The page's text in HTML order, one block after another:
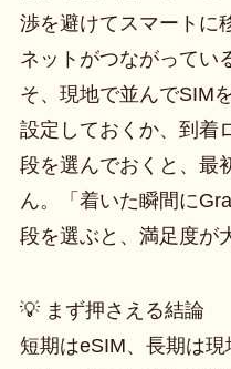
渉を避けてスマートに
ネットがつながってい
そ、現地で並んでSIM
設定しておくか、到着
段を選んでおくと、最
ん。「着いた瞬間に
段を選ぶと、満足度が
💡 まず押さえる結論
短期はeSIM、長期は